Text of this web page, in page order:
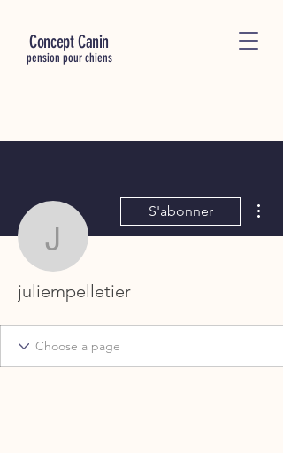
Concept Canin
pension pour chiens
juliempelletier
S'abonner
juliempelletier